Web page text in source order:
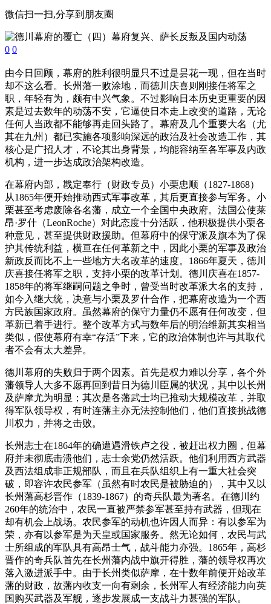
微信扫一扫,分享到朋友圈
0 0
由今日回顾，幕府的胜利很明显只不过是昙花一现，但在当时
却不这么看。长州藩一败涂地，而德川庆喜则刚接任将军之
职，年轻有为，颇有中兴气象。不过影响日本历史更重要的因
素是过去数年的动荡不安，它逼使日本走上改变的道路，无论
任何人当政都不能够再走回头路了。幕府及几个重要大名（尤
其在九州）都已实施各项影响深远的政治及社会改造工作，其
核心是广招人才，不论其出身背景，均能容纳至各军事及内政
机构，进一步达成政治架构改造。
在幕府内部，戡定奉行（财政专员）小栗忠顺（1827-1868）
从1865年便开始推动西式军事改革，其后更直接参与军务。小
栗甚至考虑废除各名藩，成立一个全国中央政府。法国公使莱
昂·罗什（LeonRoche）对此态度十分活跃，他积极提供小栗各
种意见，甚至提供财政援助。但幕府中的保守派及旗本为了保
护其传统利益，横亘在任何革新之中，因此小栗的军事及政治
新政反而比不上一些地方大名改革的速度。1866年夏天，德川
庆喜接任将军之职，支持小栗的改革计划。德川庆喜在1857-
1858年的将军继嗣问题之争时，曾受当时改革派大名的支持，
如今入继大统，决意与小栗及罗什合作，把幕府改造为一个西
方民族国家政府。虽然幕府的保守力量仍不愿有任何改变，但
革新已着手进行。整个改革方式与数年后的明治维新其实相当
类似，假使幕府有幸“存活”下来，它的政治体制也许与其取代
者不会有太大差异。
德川幕府的失败归于两个因素。首先是权力难以分享，各个外
藩领导人大多不愿再回到昔日为德川臣属的状况，其中以长州
及萨摩尤为明显；其次是各藩武士均已推动大规模改革，并取
得军队领导权，有时连藩主亦无法控制他们，他们直接挑战德
川权力，并将之击败。
长州志士在1864年的确遭遇滑铁卢之役，被赶出权力圈，但幕
府并未彻底击溃他们，志士余党仍然活跃。他们利用西方武器
及西法组成非正规部队，而且在兵队组织上有一重大社会突
破，即容许农民参军（虽然有时农民是被胁迫的），其中又以
长州藩高杉晋作（1839-1867）的奇兵队最为著名。在德川约
260年的统治中，农民一直被严禁参军甚至持有武器，但现在
却有机会上战场。农民参军的动机也许因人而异：有以参军为
荣，亦有以参军是为天皇或国家服务。然无论如何，农民与武
士所组成的军队具有高昂士气，战斗能力亦强。1865年，高杉
晋作的奇兵队首先在长州藩内战中旗开得胜，藩的领导权再次
落入激进派手中。由于长州类似萨摩，在十数年前便开始改革
藩的财政，故藩内收支一向有剩余，长州军人有经济能力向英
国购买武器及军舰，逐步发展成一支战斗力甚强的军队。